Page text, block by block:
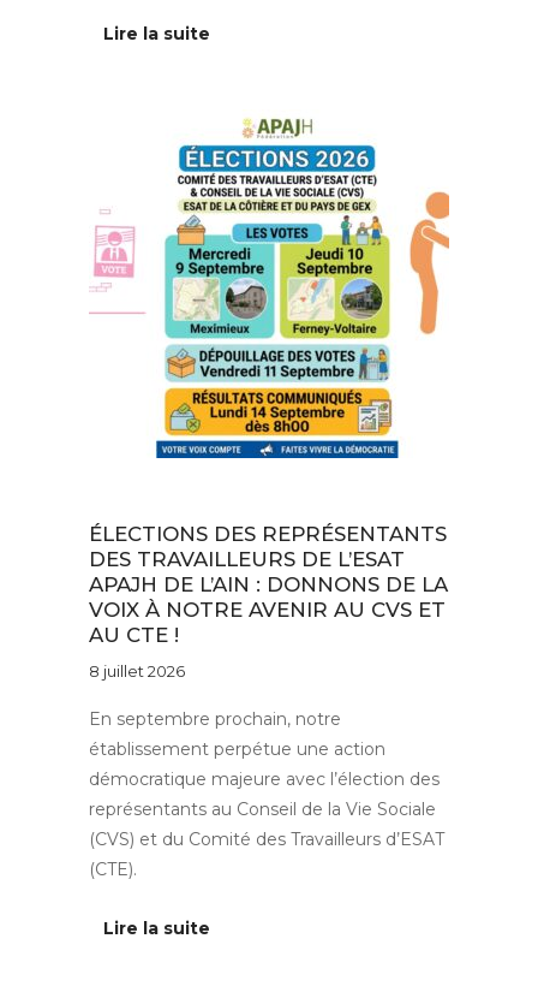
Lire la suite
ÉLECTIONS DES REPRÉSENTANTS
DES TRAVAILLEURS DE L’ESAT
APAJH DE L’AIN : DONNONS DE LA
VOIX À NOTRE AVENIR AU CVS ET
AU CTE !
8 juillet 2026
En septembre prochain, notre
établissement perpétue une action
démocratique majeure avec l’élection des
représentants au Conseil de la Vie Sociale
(CVS) et du Comité des Travailleurs d’ESAT
(CTE).
Lire la suite